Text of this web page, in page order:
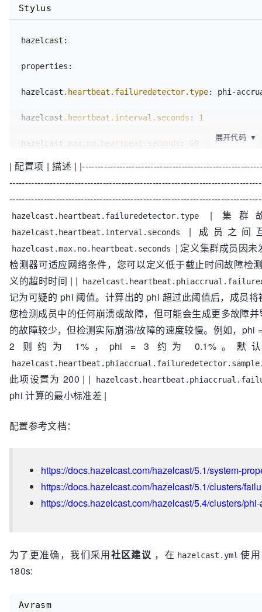
hazelcast:
properties:
hazelcast .heartbeat .failuredetector.type: phi-
hazelcast .heartbeat .interval .seconds : 1
hazelcast .max .no .heartbeat .seconds 60
hazelcast.heartbeat.phiaccrual.failuredetector
hazelcast.heartbeat .phiaccrual.failuredetector .min
Stylus
展开代码 ▼
| 配置项 | 描述 |
hazelcast.heartbeat.failuredetector.type | 集群
hazelcast.heartbeat.interval.seconds | 成员之间
hazelcast.max.no.heartbeat.seconds
| 定义集群成员因
检测器可适应网络条件，您可以定义低于截止时间故障检
义的超时时间 | |
记为可疑的 phi 阈值。计算出的 phi 超过此阈值后，成员
您检测成员中的任何崩溃或故障，但可能会生成更多故障
的故障较少，但检测实际崩溃/故障的速度较慢。例如，
2 则约为 1%，phi = 3 约为 0.1%。默
此项设置为 200 | |
phi 计算的最小标准差 |
配置参考文档：
https://docs.hazelcast.com/hazelcast/5.1/system-
https://docs.hazelcast.com/hazelcast/5.1/clusters/
https://docs.hazelcast.com/hazelcast/5.4/clusters/
为了更准确，我们采用社区建议 ，在 hazelcast.yml 使用
180s:
Avrasm